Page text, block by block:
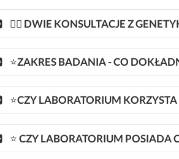
👩‍⚕ DWIE KONSULTACJE Z
⭐ZAKRES BADANIA - CO
⭐CZY LABORATORIUM KORZYSTA
⭐CZY LABORATORIUM POSIADA